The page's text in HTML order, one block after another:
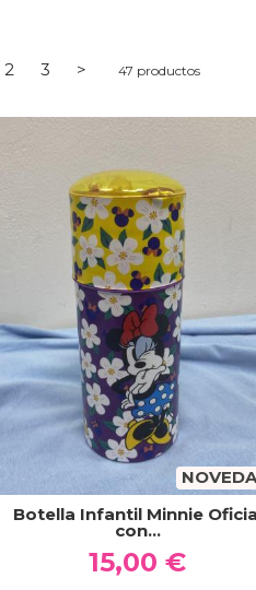
2 3 > 47 productos
Botella Infantil Minnie
con...
15,00 €